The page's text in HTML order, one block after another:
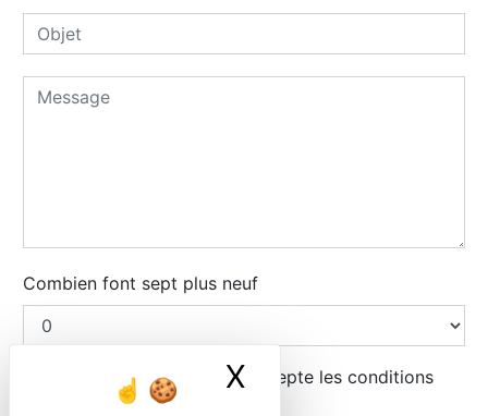
X Masquer le
Combien font sept plus neuf
En cochant cette case, j'accepte les conditions
particulières ci-dessous **